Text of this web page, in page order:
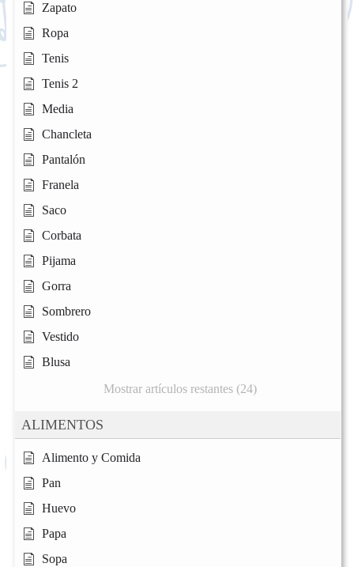
Zapato
Ropa
Tenis
Tenis 2
Media
Chancleta
Pantalón
Franela
Saco
Corbata
Pijama
Gorra
Sombrero
Vestido
Blusa
Mostrar artículos restantes (24)
ALIMENTOS
Alimento y Comida
Pan
Huevo
Papa
Sopa